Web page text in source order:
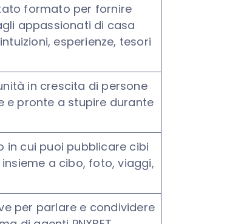
formato per fornire
appassionati di casa
esperienze, tesori
in crescita di persone
e pronte a stupire durante
in cui puoi pubblicare cibi
a cibo, foto, viaggi,
per parlare e condividere